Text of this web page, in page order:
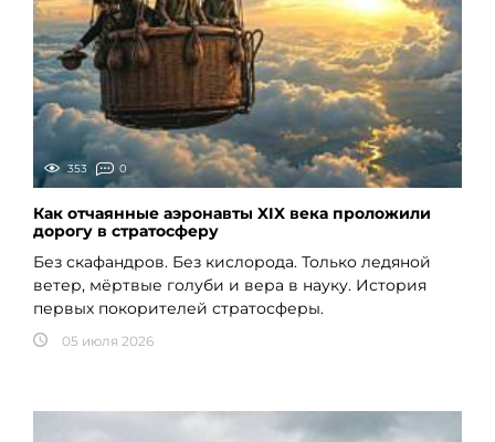
353 0
Как отчаянные аэронавты XIX века проложили
дорогу в стратосферу
Без скафандров. Без кислорода. Только ледяной
ветер, мёртвые голуби и вера в науку. История
первых покорителей стратосферы.
05 июля 2026